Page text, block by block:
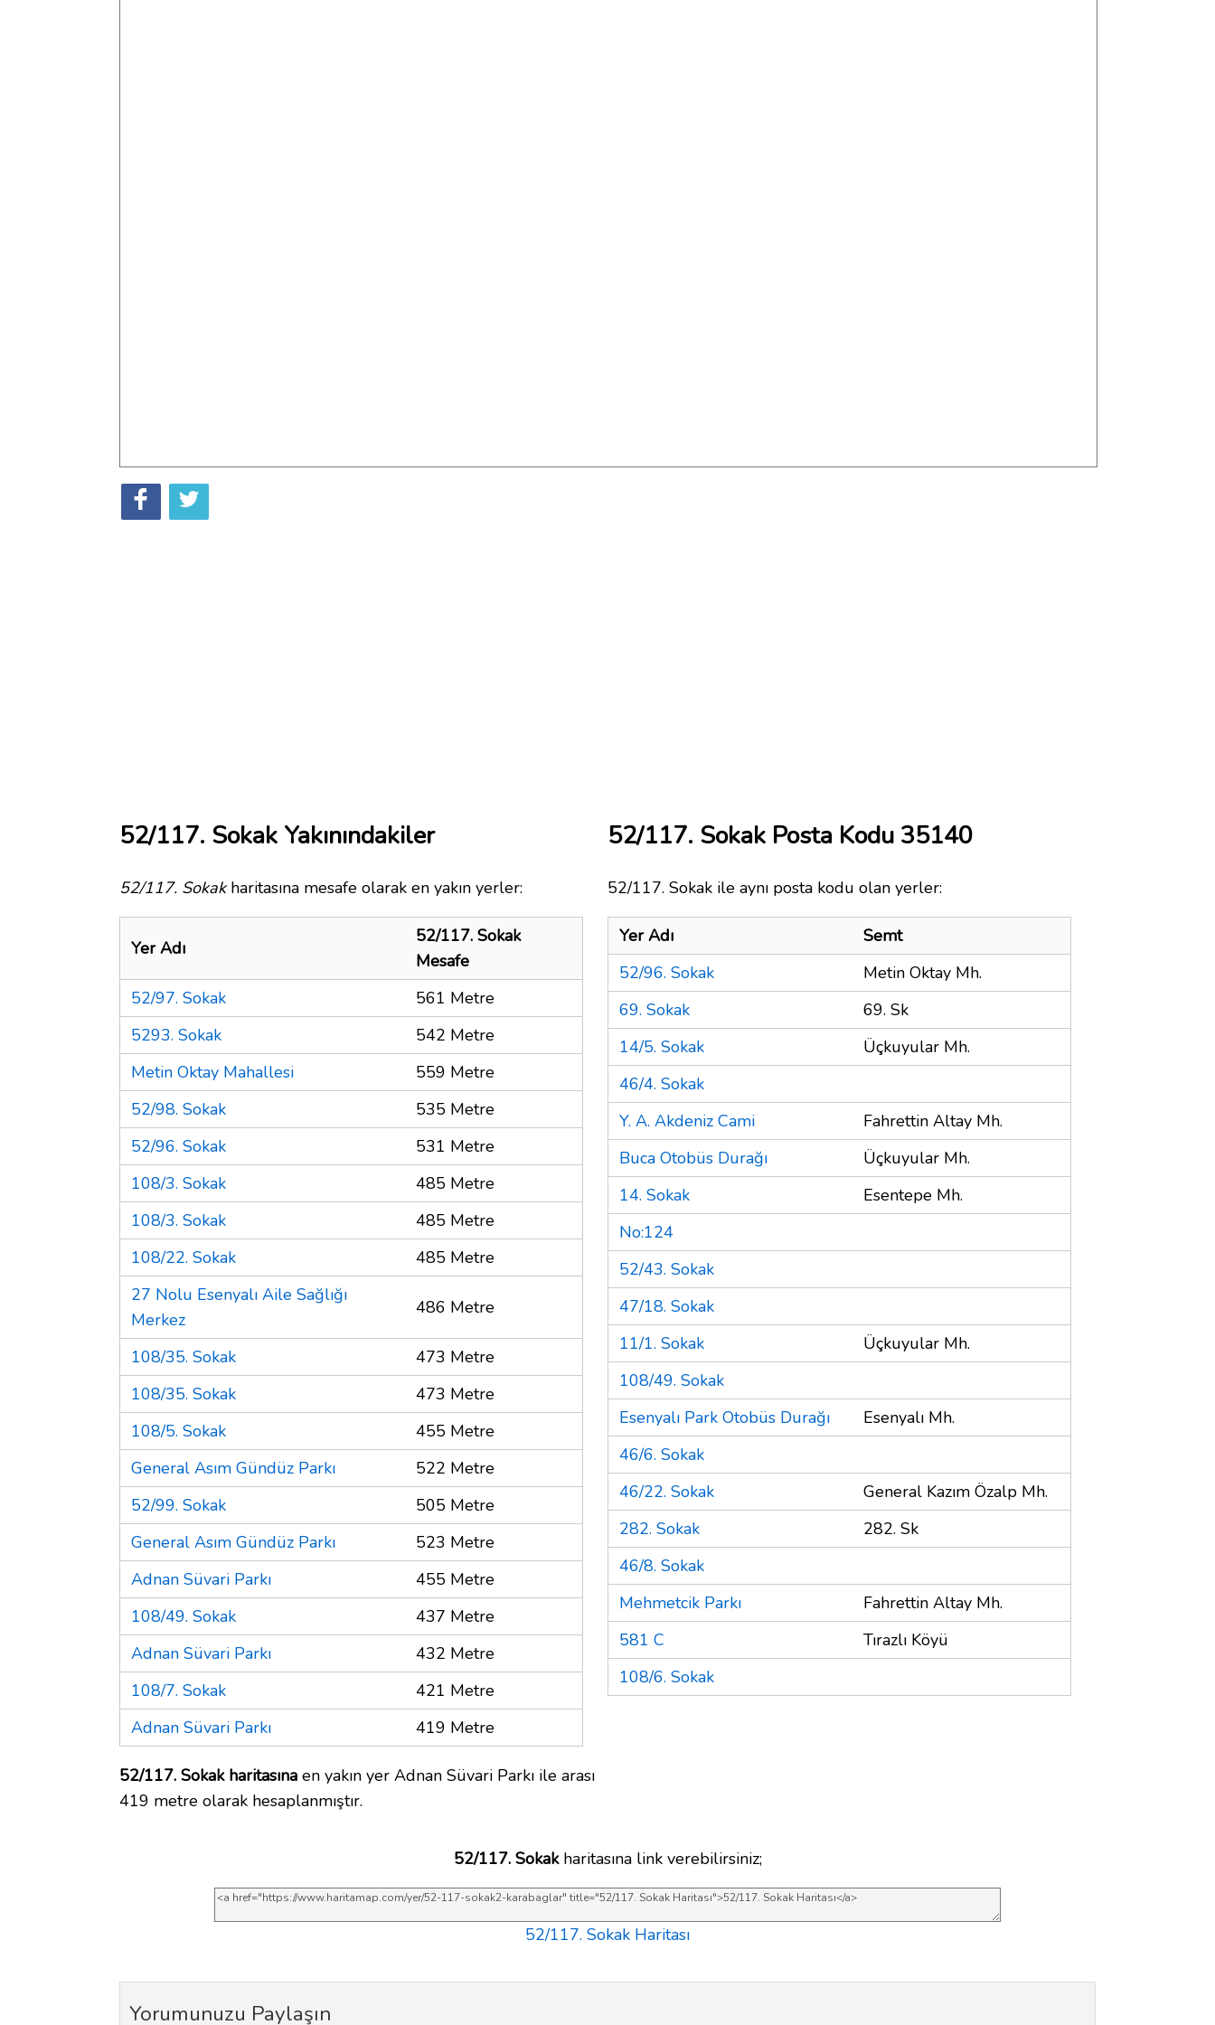
52/117. Sokak Yakınındakiler
52/117. Sokakharitasına mesafe olarak en yakın yerler:
Yer Adı
52/117. Sokak
Mesafe
52/97. Sokak
561 Metre
5293. Sokak
542 Metre
Metin Oktay Mahallesi
559 Metre
52/98. Sokak
535 Metre
52/96. Sokak
531 Metre
108/3. Sokak
485 Metre
108/3. Sokak
485 Metre
108/22. Sokak
485 Metre
27 Nolu Esenyalı Aile Sağlığı
Merkez
486 Metre
108/35. Sokak
473 Metre
108/35. Sokak
473 Metre
108/5. Sokak
455 Metre
General Asım Gündüz Parkı
522 Metre
52/99. Sokak
505 Metre
General Asım Gündüz Parkı
523 Metre
Adnan Süvari Parkı
455 Metre
108/49. Sokak
437 Metre
Adnan Süvari Parkı
432 Metre
108/7. Sokak
421 Metre
Adnan Süvari Parkı
419 Metre
52/117. Sokak haritasına en yakın yer Adnan Süvari Parkı ile arası
419 metre olarak hesaplanmıştır.
52/117. Sokak Posta Kodu 35140
52/117. Sokak ile aynı posta kodu olan yerler:
Yer Adı
Semt
52/96. Sokak
Metin Oktay Mh.
69. Sokak
69. Sk
14/5. Sokak
Üçkuyular Mh.
46/4. Sokak
Y. A. Akdeniz Cami
Fahrettin Altay Mh.
Buca Otobüs Durağı
Üçkuyular Mh.
14. Sokak
Esentepe Mh.
No:124
52/43. Sokak
47/18. Sokak
11/1. Sokak
Üçkuyular Mh.
108/49. Sokak
Esenyalı Park Otobüs Durağı
Esenyalı Mh.
46/6. Sokak
46/22. Sokak
General Kazım Özalp Mh.
282. Sokak
282. Sk
46/8. Sokak
Mehmetcik Parkı
Fahrettin Altay Mh.
581 C
Tırazlı Köyü
108/6. Sokak
52/117. Sokakharitasına link verebilirsiniz;
52/117. Sokak Haritası
Yorumunuzu Paylaşın